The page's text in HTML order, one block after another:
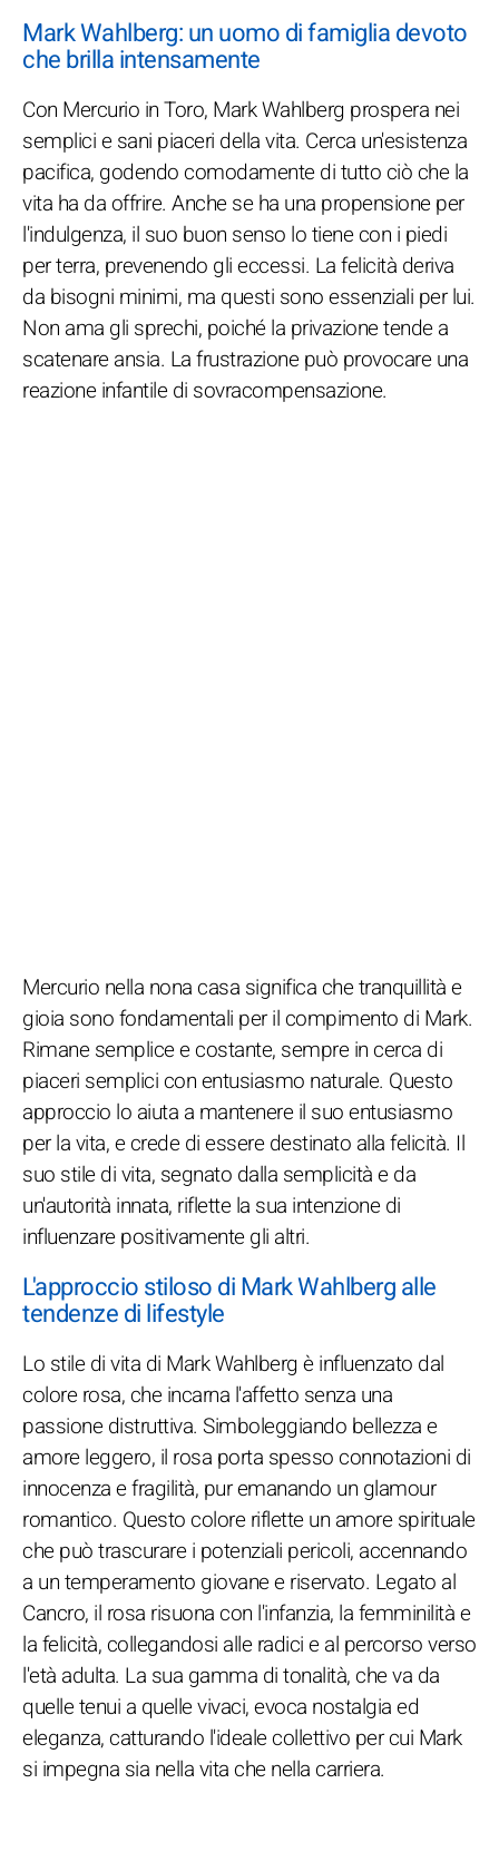
Mark Wahlberg: un uomo di famiglia devoto
che brilla intensamente
Con Mercurio in Toro, Mark Wahlberg prospera nei
semplici e sani piaceri della vita. Cerca un'esistenza
pacifica, godendo comodamente di tutto ciò che la
vita ha da offrire. Anche se ha una propensione per
l'indulgenza, il suo buon senso lo tiene con i piedi
per terra, prevenendo gli eccessi. La felicità deriva
da bisogni minimi, ma questi sono essenziali per lui.
Non ama gli sprechi, poiché la privazione tende a
scatenare ansia. La frustrazione può provocare una
reazione infantile di sovracompensazione.
Mercurio nella nona casa significa che tranquillità e
gioia sono fondamentali per il compimento di Mark.
Rimane semplice e costante, sempre in cerca di
piaceri semplici con entusiasmo naturale. Questo
approccio lo aiuta a mantenere il suo entusiasmo
per la vita, e crede di essere destinato alla felicità. Il
suo stile di vita, segnato dalla semplicità e da
un'autorità innata, riflette la sua intenzione di
influenzare positivamente gli altri.
L'approccio stiloso di Mark Wahlberg alle
tendenze di lifestyle
Lo stile di vita di Mark Wahlberg è influenzato dal
colore rosa, che incarna l'affetto senza una
passione distruttiva. Simboleggiando bellezza e
amore leggero, il rosa porta spesso connotazioni di
innocenza e fragilità, pur emanando un glamour
romantico. Questo colore riflette un amore spirituale
che può trascurare i potenziali pericoli, accennando
a un temperamento giovane e riservato. Legato al
Cancro, il rosa risuona con l'infanzia, la femminilità e
la felicità, collegandosi alle radici e al percorso verso
l'età adulta. La sua gamma di tonalità, che va da
quelle tenui a quelle vivaci, evoca nostalgia ed
eleganza, catturando l'ideale collettivo per cui Mark
si impegna sia nella vita che nella carriera.